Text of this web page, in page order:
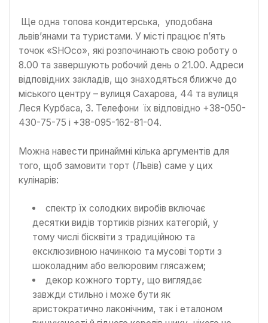
Ще одна топова кондитерська, уподобана
львів’янами та туристами. У місті працює п’ять
точок «SHOco», які розпочинають свою роботу о
8.00 та завершують робочий день о 21.00. Адреси
відповідних закладів, що знаходяться ближче до
міського центру – вулиця Сахарова, 44 та вулиця
Леся Курбаса, 3. Телефони їх відповідно +38-050-
430-75-75 і +38-095-162-81-04.
Можна навести принаймні кілька аргументів для
того, щоб замовити торт (Львів) саме у цих
кулінарів:
спектр їх солодких виробів включає
десятки видів тортиків різних категорій, у
тому числі бісквіти з традиційною та
ексклюзивною начинкою та мусові торти з
шоколадним або велюровим глясажем;
декор кожного торту, що виглядає
завжди стильно і може бути як
аристократично лаконічним, так і еталоном